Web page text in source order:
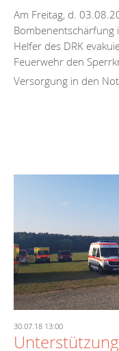
Am Freitag, d.
Bombenentschärfung
Helfer des DRK
Feuerwehr den
Versorgung in den
30.07.18 13:00